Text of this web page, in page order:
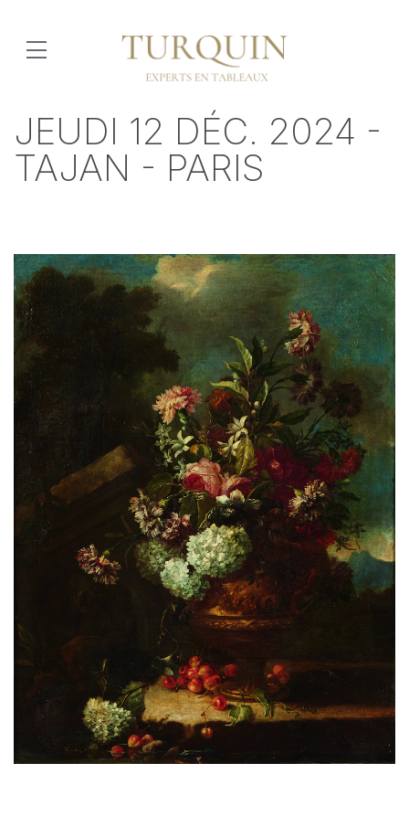
JEUDI 12 DÉC. 2024 -
TAJAN - PARIS